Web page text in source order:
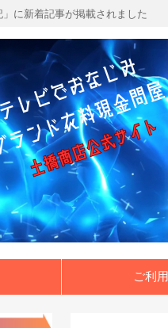
に新着記事が掲載されました
ご利